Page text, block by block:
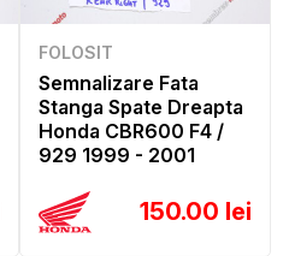
FOLOSIT
Semnalizare Fata
Stanga Spate Dreapta
Honda CBR600 F4 /
929 1999 - 2001
150.00 lei